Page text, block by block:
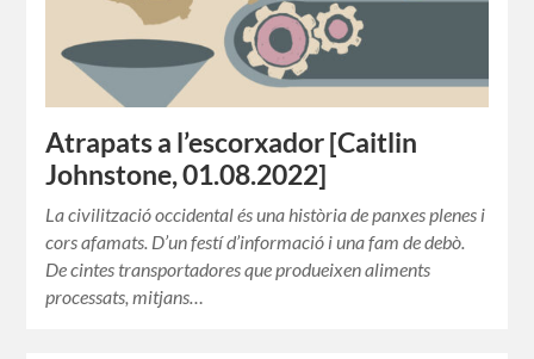
Atrapats a l’escorxador [Caitlin
Johnstone, 01.08.2022]
La civilització occidental és una història de panxes plenes i
cors afamats. D’un festí d’informació i una fam de debò.
De cintes transportadores que produeixen aliments
processats, mitjans…